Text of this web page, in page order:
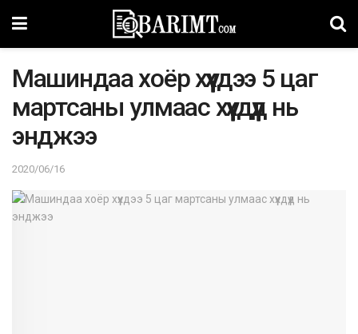
Mашиндаа хоёр хүүхдээ 5 цаг
мартсаны улмаас хүүхдүүд нь
энджээ
2020/06/16